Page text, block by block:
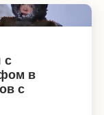
с
в
с